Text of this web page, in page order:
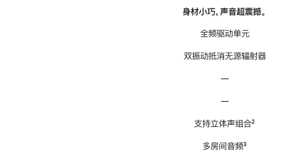
身材小巧，声音超震撼。
全频驱动单元
双振动抵消无源辐射器
—
—
支持立体声组合脚
²
多房间音频脚
³